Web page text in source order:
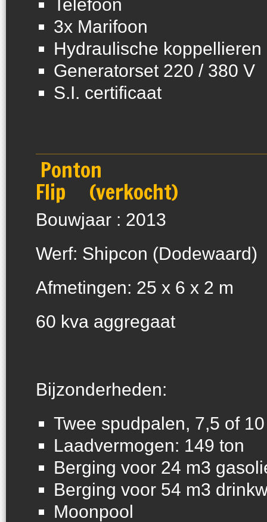
Telefoon
3x Marifoon
Hydraulische koppellieren
Generatorset 220 / 380 V
S.I. certificaat
Ponton
Flip
Bouwjaar : 2013
Werf: Shipcon (Dodewaard)
Afmetingen: 25 x 6 x 2 m
60 kva aggregaat
Bijzonderheden:
Twee spudpalen, 7,5 of
Laadvermogen: 149 ton
Berging voor 24 m3
Berging voor 54 m3
Moonpool